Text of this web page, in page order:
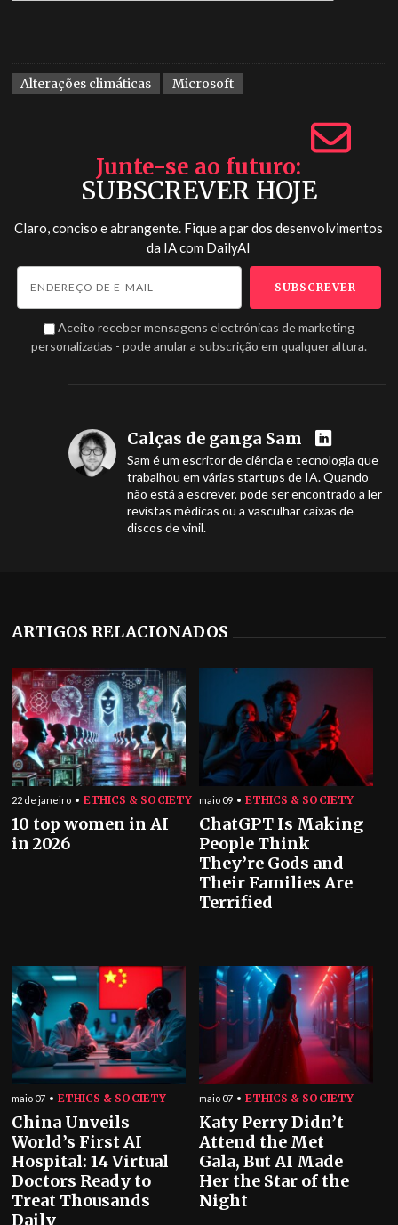
Alterações climáticas Microsoft
Junte-se ao futuro
SUBSCREVER HOJE
Claro, conciso e abrangente. Fique a par dos desenvolvimentos
da IA com DailyAI
Aceito receber mensagens electrónicas de marketing
personalizadas - pode anular a subscrição em qualquer altura.
Calças de ganga Sam
Sam é um escritor de ciência e tecnologia que
trabalhou em várias startups de IA. Quando
não está a escrever, pode ser encontrado a ler
revistas médicas ou a vasculhar caixas de
discos de vinil.
ARTIGOS RELACIONADOS
22 de janeiro ETHICS & SOCIETY
10 top women in AI
in 2026
maio 09 ETHICS & SOCIETY
ChatGPT Is Making
People Think
They’re Gods and
Their Families Are
Terrified
maio 07 ETHICS & SOCIETY
China Unveils
World’s First AI
Hospital: 14 Virtual
Doctors Ready to
Treat Thousands
Daily
maio 07 ETHICS & SOCIETY
Katy Perry Didn’t
Attend the Met
Gala, But AI Made
Her the Star of the
Night